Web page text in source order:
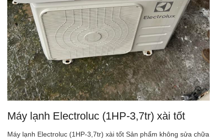
Máy lạnh Electroluc (1HP-3,7tr) xài tốt
Máy lạnh Electroluc (1HP-3,7tr) xài tốt Sản phẩm không sửa chữa